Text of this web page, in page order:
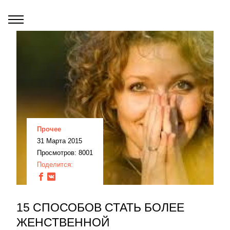
Прочее
31 Марта 2015
Просмотров: 8001
Поделится:
15 СПОСОБОВ СТАТЬ БОЛЕЕ
ЖЕНСТВЕННОЙ